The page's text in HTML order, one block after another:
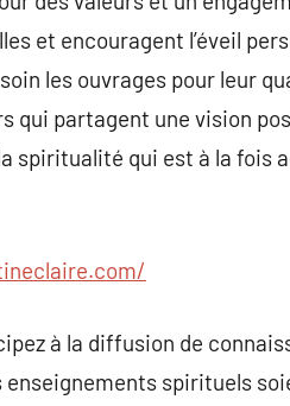
et encouragent l’éveil
les ouvrages pour leur
qui partagent une vision
spiritualité qui est à la fois
à la diffusion de
spirituels